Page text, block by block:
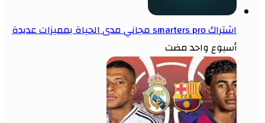
اشتراك smarters pro مجاني مدى الحياة بمميزات عديدة
أسبوع واحد مضت